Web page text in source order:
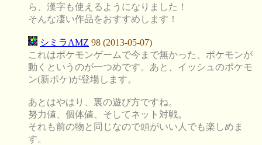
ら、漢字も使えるようになりました！
そんな凄い作品をおすすめします！
シミラAMZ 98 (2013-05-07)
これはポケモンゲームで今まで無かった、ポケモンが
動くというのが一つめです。あと、イッシュのポケモ
ン(新ポケ)が登場します。
あとはやはり、裏の遊び方ですね。
努力値、個体値、そしてネット対戦。
それも前の物と同じなので頭がいい人でも楽しめま
す。